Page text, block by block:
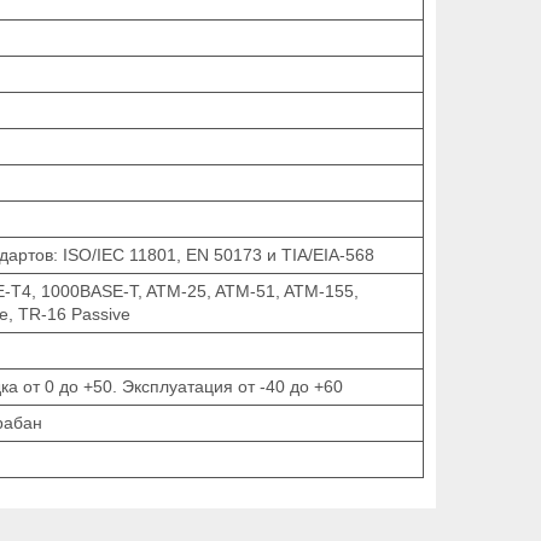
ISO/IEC 11801, EN 50173 и TIA/EIA-568
1000BASE-T, ATM-25, ATM-51, ATM-155,
TR-16 Passive
от 0 до +50. Эксплуатация от -40 до +60